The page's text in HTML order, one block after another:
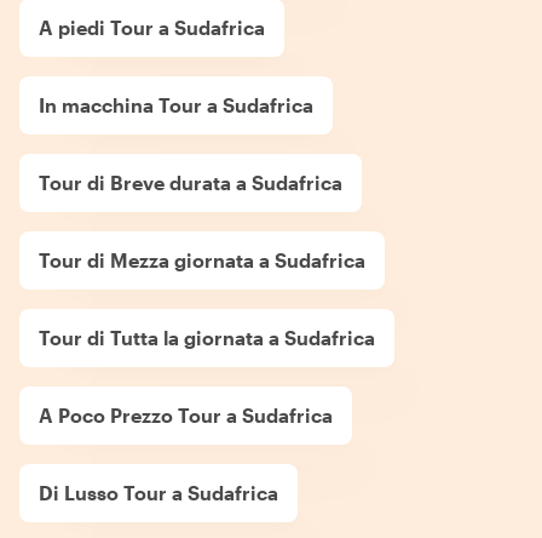
A piedi Tour a Sudafrica
In macchina Tour a Sudafrica
Tour di Breve durata a Sudafrica
Tour di Mezza giornata a Sudafrica
Tour di Tutta la giornata a Sudafrica
A Poco Prezzo Tour a Sudafrica
Di Lusso Tour a Sudafrica